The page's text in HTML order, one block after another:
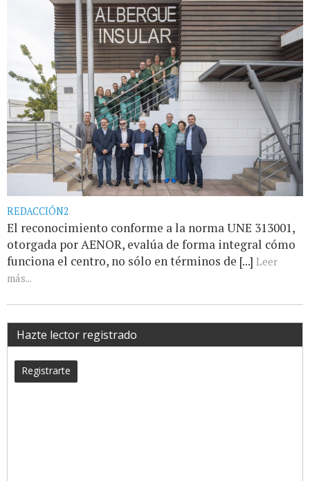
REDACCIÓN2
El reconocimiento conforme a la norma UNE 313001,
otorgada por AENOR, evalúa de forma integral cómo
funciona el centro, no sólo en términos de [...] Leer
más...
Hazte lector registrado
Registrarte